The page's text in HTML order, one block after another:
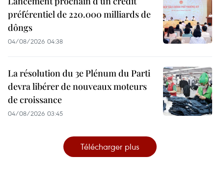
préférentiel de 220.000 milliards de
dôngs
04/08/2026 04:38
La résolution du 3e Plénum du Parti
devra libérer de nouveaux moteurs
de croissance
04/08/2026 03:45
Télécharger plus